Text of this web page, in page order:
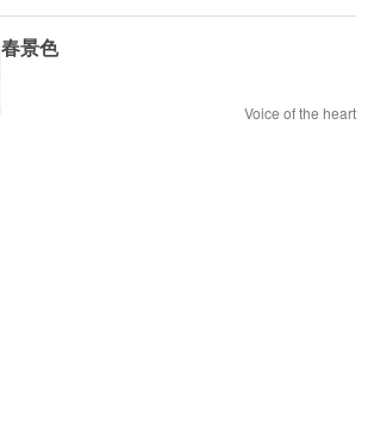
春景色
Voice of the heart